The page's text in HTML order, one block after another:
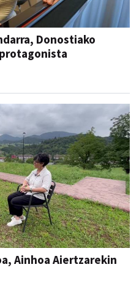
Donostiako
Ainhoa Aiertzarekin